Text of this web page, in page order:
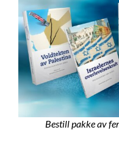
Bestill pakke av